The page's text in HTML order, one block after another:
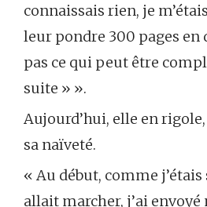
connaissais rien, je
leur pondre 300 pages en
pas ce qui peut être
suite » ».
Aujourd’hui, elle en
sa naïveté.
« Au début, comme
allait marcher, j’ai